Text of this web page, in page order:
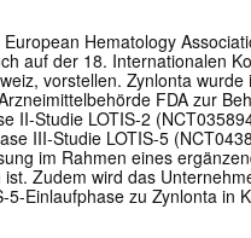
Hematology
auf der 18. Internationalen
vorstellen. Zynlonta wurde
FDA zur
II-Studie LOTIS-2
III-Studie LOTIS-5
im Rahmen eines
Zudem wird das
Einlaufphase zu Zynlonta in